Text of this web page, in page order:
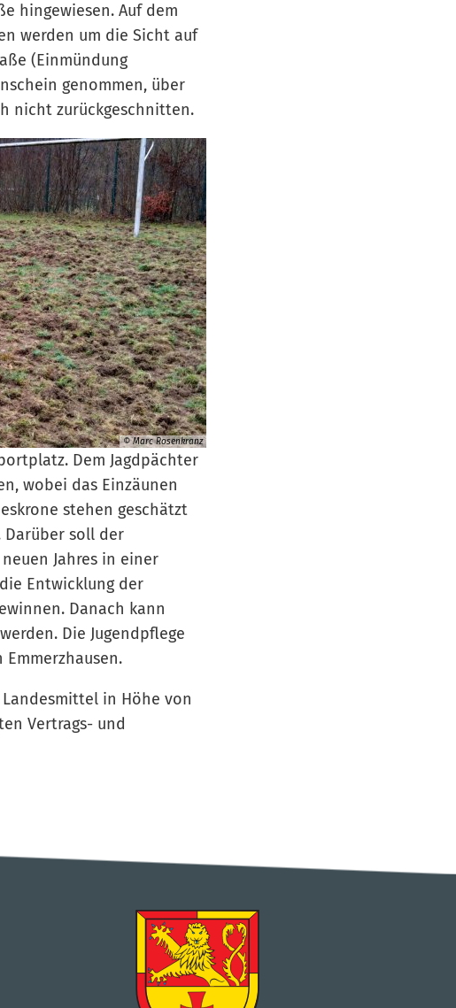
hingewiesen. Auf dem
werden um die Sicht auf
(Einmündung
genommen, über
nicht zurückgeschnitten.
© Marc Rosenkranz
Dem Jagdpächter
wobei das Einzäunen
stehen geschätzt
Darüber soll der
Jahres in einer
Entwicklung der
Danach kann
Die Jugendpflege
in Höhe von
Vertrags- und